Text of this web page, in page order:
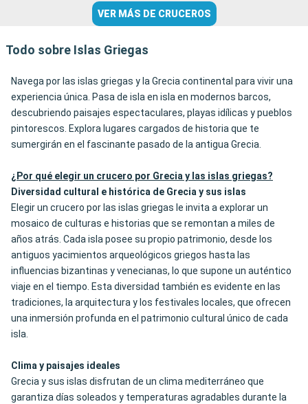
VER MÁS DE CRUCEROS
Todo sobre Islas Griegas
Navega por las islas griegas y la Grecia continental para vivir una
experiencia única. Pasa de isla en isla en modernos barcos,
descubriendo paisajes espectaculares, playas idílicas y pueblos
pintorescos. Explora lugares cargados de historia que te
sumergirán en el fascinante pasado de la antigua Grecia.
¿Por qué elegir un crucero por Grecia y las islas griegas?
Diversidad cultural e histórica de Grecia y sus islas
Elegir un crucero por las islas griegas le invita a explorar un
mosaico de culturas e historias que se remontan a miles de
años atrás. Cada isla posee su propio patrimonio, desde los
antiguos yacimientos arqueológicos griegos hasta las
influencias bizantinas y venecianas, lo que supone un auténtico
viaje en el tiempo. Esta diversidad también es evidente en las
tradiciones, la arquitectura y los festivales locales, que ofrecen
una inmersión profunda en el patrimonio cultural único de cada
isla.
Clima y paisajes ideales
Grecia y sus islas disfrutan de un clima mediterráneo que
garantiza días soleados y temperaturas agradables durante la